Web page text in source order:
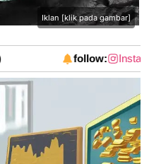
Iklan [klik pada gambar]
follow: